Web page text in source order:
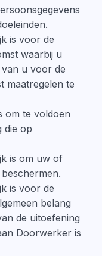
is voor de
waarbij u
u voor de
maatregelen te
om te voldoen
die op
is om uw of
is voor de
belang
de uitoefening
Doorwerker is